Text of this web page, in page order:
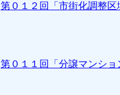
第０１２回「市街化調整区
第０１１回「分譲マンショ